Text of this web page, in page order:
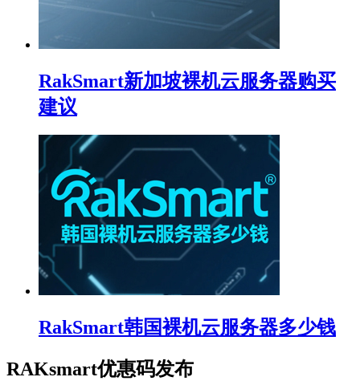
RakSmart新加坡裸机云服务器购买
建议
RakSmart韩国裸机云服务器多少钱
RAKsmart优惠码发布